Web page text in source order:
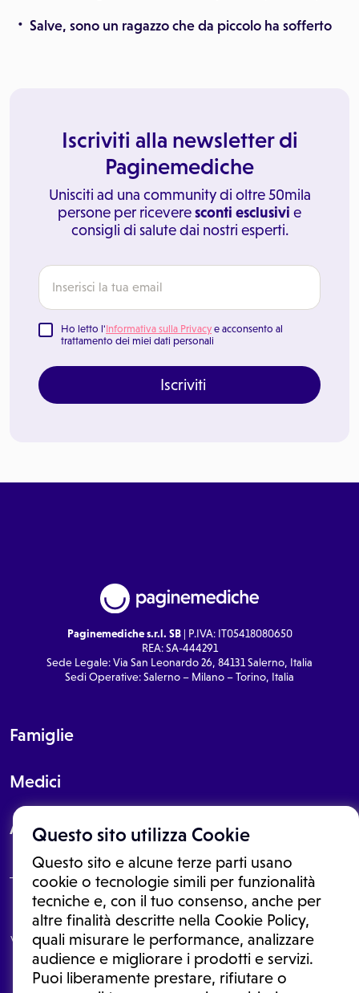
Questo sito utilizza Cookie
Questo sito e alcune terze parti usano
cookie o tecnologie simili per funzionalità
tecniche e, con il tuo consenso, anche per
altre finalità descritte nella Cookie Policy,
quali misurare le performance, analizzare
audience e migliorare i prodotti e servizi.
Puoi liberamente prestare, rifiutare o
Salve, sono un ragazzo che da piccolo ha sofferto
Iscriviti alla newsletter di
Paginemediche
Unisciti ad una community di oltre 50mila
persone per riceveresconti esclusivi e
consigli di salute dai nostri esperti.
Ho letto l'Informativa sulla Privacy e acconsento al
trattamento dei miei dati personali
Iscriviti
Paginemediche s.r.l. SB| P.IVA: IT05418080650
REA: SA-444291
Sede Legale: Via San Leonardo 26, 84131 Salerno, Italia
Sedi Operative: Salerno – Milano – Torino, Italia
Famiglie
Medici
About
Le informazioni proposte in questo sito non sono un consulto medico.
In nessun caso, queste informazioni sostituiscono un consulto, una
visita o una diagnosi formulata dal medico. Non si devono considerare
le informazioni disponibili come suggerimenti per la formulazione di
una diagnosi, la determinazione di un trattamento o l'assunzione o
sospensione di un farmaco senza prima consultare un medico di